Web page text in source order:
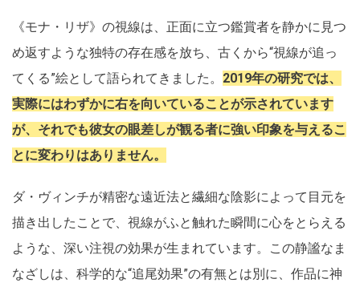
《モナ・リザ》の視線は、正面に立つ鑑賞者を静かに見つ
め返すような独特の存在感を放ち、古くから“視線が追っ
てくる”絵として語られてきました。 2019年の研究では、
実際にはわずかに右を向いていることが示されています
が、それでも彼女の眼差しが観る者に強い印象を与えるこ
とに変わりはありません。
ダ・ヴィンチが精密な遠近法と繊細な陰影によって目元を
描き出したことで、視線がふと触れた瞬間に心をとらえる
ような、深い注視の効果が生まれています。この静謐なま
なざしは、科学的な“追尾効果”の有無とは別に、作品に神